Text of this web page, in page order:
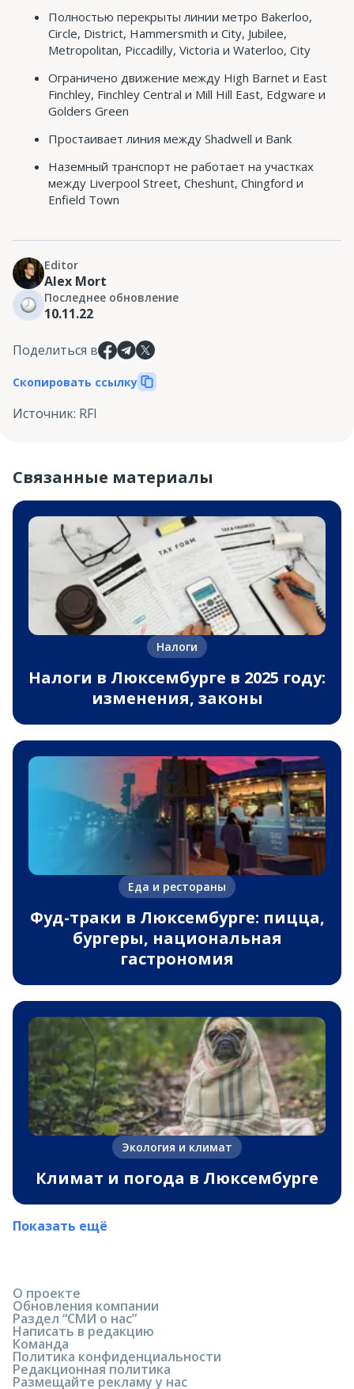
Полностью перекрыты линии метро Bakerloo,
Circle, District, Hammersmith и City, Jubilee,
Metropolitan, Piccadilly, Victoria и Waterloo, City
Ограничено движение между High Barnet и East
Finchley, Finchley Central и Mill Hill East, Edgware и
Golders Green
Простаивает линия между Shadwell и Bank
Наземный транспорт не работает на участках
между Liverpool Street, Cheshunt, Chingford и
Enfield Town
Editor
Alex Mort
Последнее обновление
10.11.22
Поделиться в
Скопировать ссылку
Источник: RFI
Связанные материалы
Налоги
Налоги в Люксембурге в 2025 году:
изменения, законы
Еда и рестораны
Фуд-траки в Люксембурге: пицца,
бургеры, национальная
гастрономия
Экология и климат
Климат и погода в Люксембурге
Показать ещё
О проекте
Обновления компании
Раздел “СМИ о нас”
Написать в редакцию
Команда
Политика конфиденциальности
Редакционная политика
Размещайте рекламу у нас